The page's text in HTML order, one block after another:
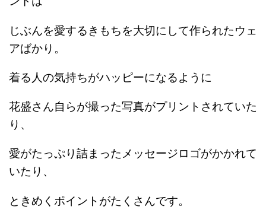
じぶんを愛するきもちを大切にして作られたウェ
アばかり。
着る人の気持ちがハッピーになるように
花盛さん自らが撮った写真がプリントされていた
り、
愛がたっぷり詰まったメッセージロゴがかかれて
いたり、
ときめくポイントがたくさんです。